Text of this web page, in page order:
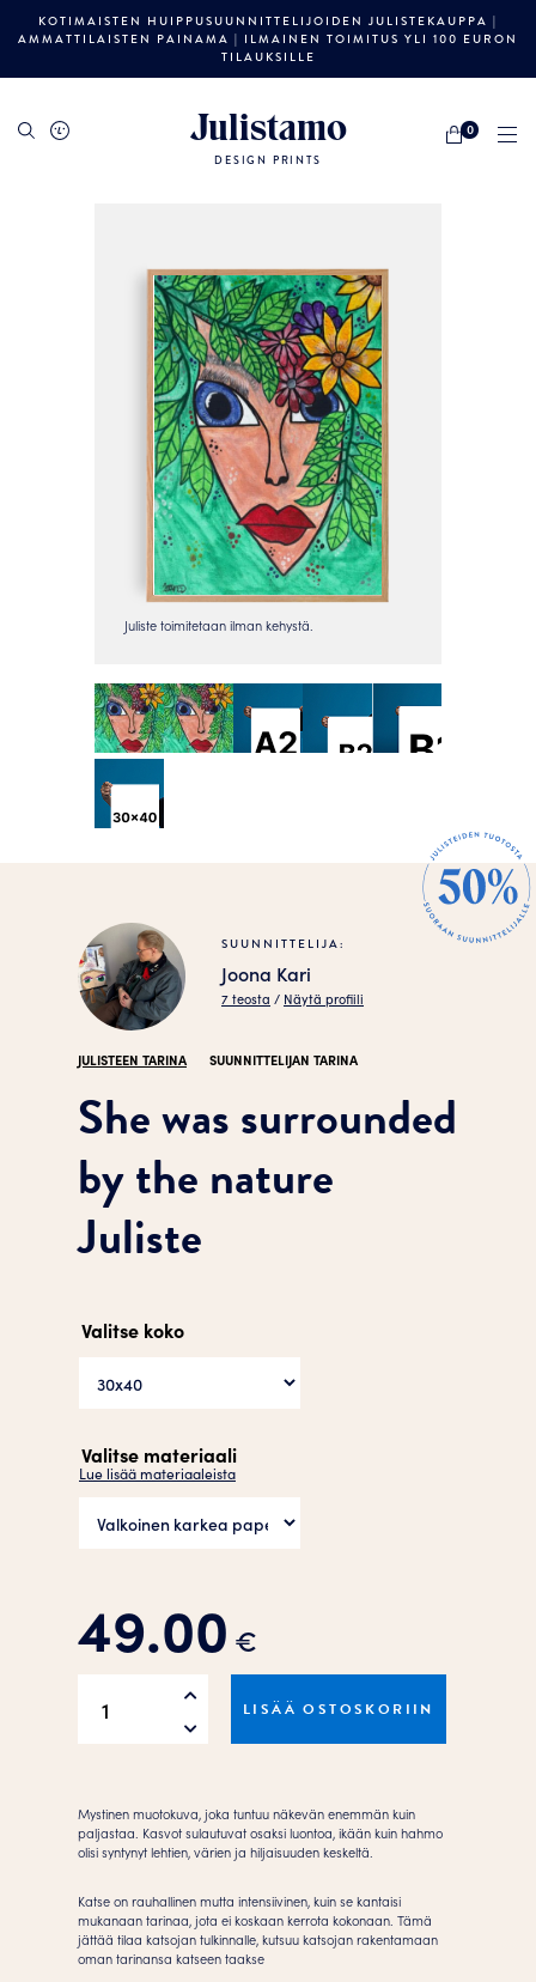
KOTIMAISTEN HUIPPUSUUNNITTELIJOIDEN JULISTEKAUPPA |
AMMATTILAISTEN PAINAMA | ILMAINEN TOIMITUS YLI 100 EURON
TILAUKSILLE
Julistamo
DESIGN PRINTS
0
SUUNNITTELIJA:
Joona Kari
7 teosta / Näytä profiili
JULISTEEN TARINA SUUNNITTELIJAN TARINA
She was surrounded
by the nature
Juliste
Valitse koko
Valitse materiaali
Lue lisää materiaaleista
49.00 €
was
nature
Juliste
LISÄÄ OSTOSKORIIN
Mystinen muotokuva, joka tuntuu näkevän enemmän kuin
paljastaa. Kasvot sulautuvat osaksi luontoa, ikään kuin hahmo
olisi syntynyt lehtien, värien ja hiljaisuuden keskeltä.
Katse on rauhallinen mutta intensiivinen, kuin se kantaisi
mukanaan tarinaa, jota ei koskaan kerrota kokonaan. Tämä
jättää tilaa katsojan tulkinnalle, kutsuu katsojan rakentamaan
oman tarinansa katseen taakse